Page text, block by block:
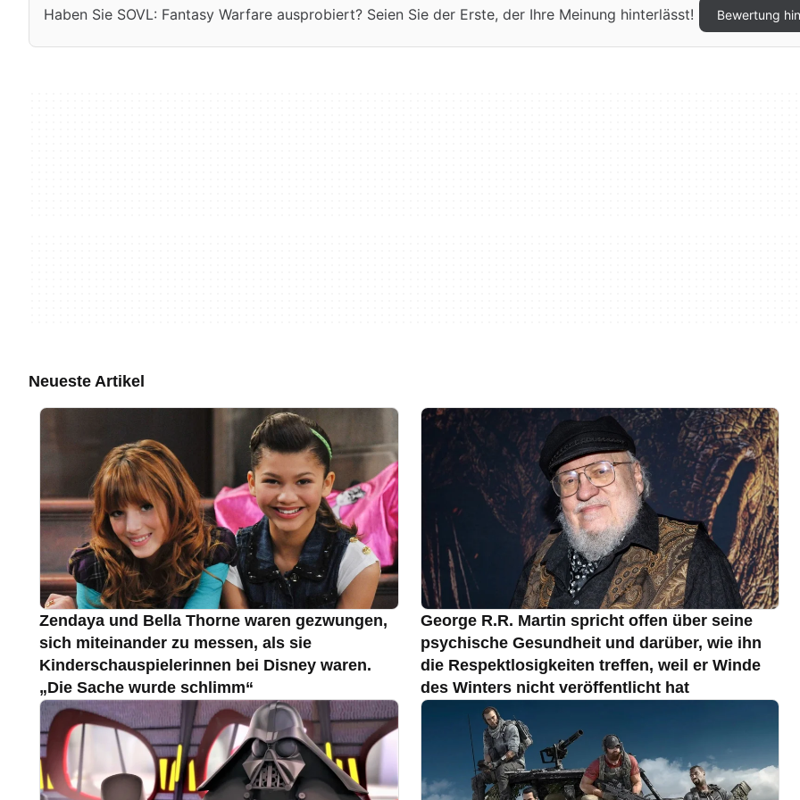
Haben Sie SOVL: Fantasy Warfare ausprobiert? Seien Sie der Erste, der Ihre Meinung hinterlässt! Bewertung
Neueste Artikel
Zendaya und Bella Thorne waren gezwungen,
sich miteinander zu messen, als sie
Kinderschauspielerinnen bei Disney waren.
„Die Sache wurde schlimm“
George R.R. Martin spricht offen über seine
psychische Gesundheit und darüber, wie ihn
die Respektlosigkeiten treffen, weil er Winde
des Winters nicht veröffentlicht hat